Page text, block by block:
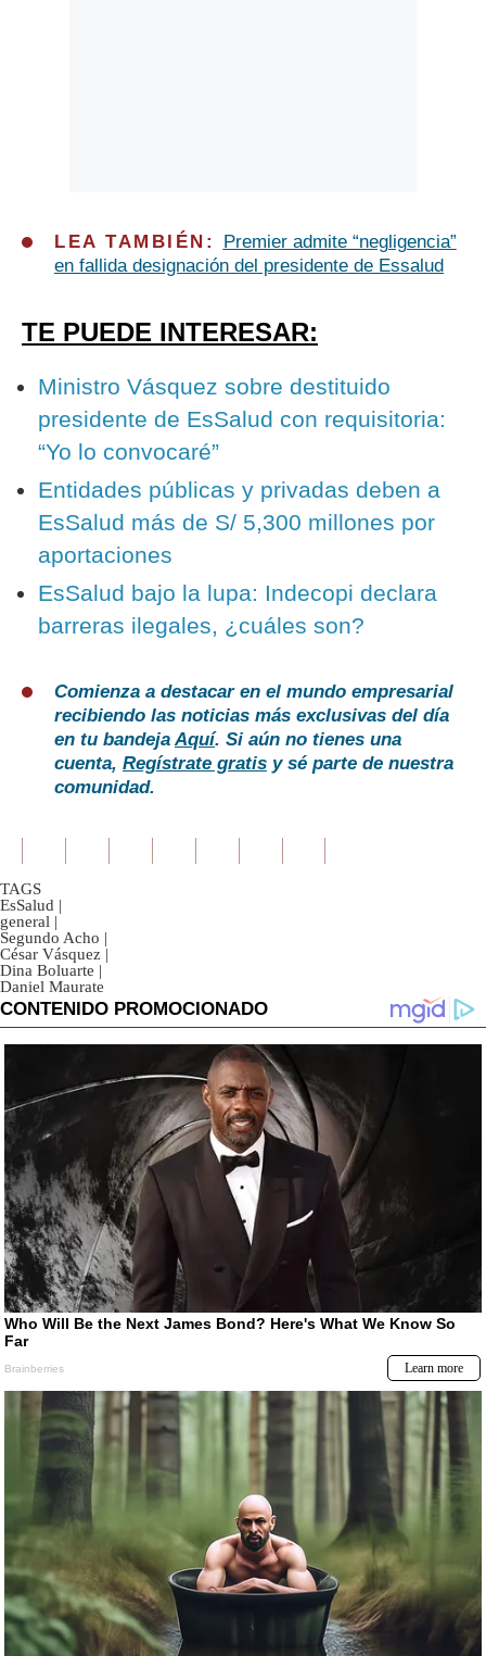
LEA TAMBIÉN:
Premier admite “negligencia”
en fallida designación del presidente de Essalud
TE PUEDE INTERESAR:
Ministro Vásquez sobre destituido
presidente de EsSalud con requisitoria:
“Yo lo convocaré”
Entidades públicas y privadas deben a
EsSalud más de S/ 5,300 millones por
aportaciones
EsSalud bajo la lupa: Indecopi declara
barreras ilegales, ¿cuáles son?
Comienza a destacar en el mundo empresarial
recibiendo las noticias más exclusivas del día
en tu bandejaAquí. Si aún no tienes una
cuenta, Regístrate gratis y sé parte de nuestra
comunidad.
TAGS
EsSalud |
general |
Segundo Acho |
César Vásquez |
Dina Boluarte |
Daniel Maurate